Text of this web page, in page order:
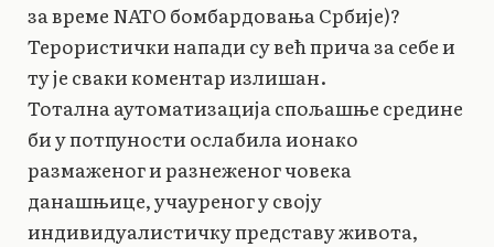
за време NATO бомбардовања Србије)?
Терористички напади су већ прича за себе и
ту је сваки коментар излишан.
Тотална аутоматизација спољашње средине
би у потпуности ослабила ионако
размаженог и разнеженог човека
данашњице, учауреног у своју
индивидуалистичку представу живота,